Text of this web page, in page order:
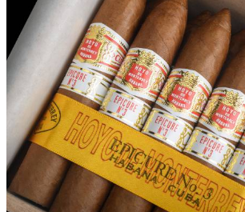
Cigar Information Cigar
Memorandum 葉巻人
Cigar Map